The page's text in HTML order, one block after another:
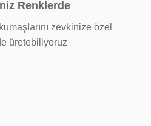
Renklerde
zevkinize özel
üretebiliyoruz.